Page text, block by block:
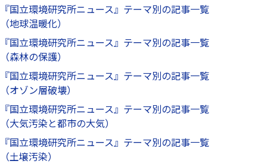
『国立環境研究所ニュース』テーマ別の記事一覧
（地球温暖化）
『国立環境研究所ニュース』テーマ別の記事一覧
（森林の保護）
『国立環境研究所ニュース』テーマ別の記事一覧
（オゾン層破壊）
『国立環境研究所ニュース』テーマ別の記事一覧
（大気汚染と都市の大気）
『国立環境研究所ニュース』テーマ別の記事一覧
（土壌汚染）